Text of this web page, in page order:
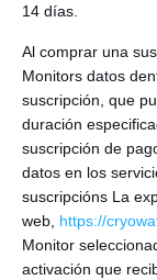
14 días.
Al comprar una
Monitors datos
suscripción, que
duración
suscripción de
datos en los
suscripcións La
web, https://
Monitor
activación que